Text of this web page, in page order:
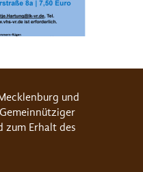
und
zum Erhalt des